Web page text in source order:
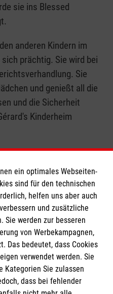
sie ins Blessed
anderen Kindern im
prächtig. Sie wird bei
Sie
und genießt all die
und die Sicherheit
Kinderheim
Gérard
ein optimales Webseiten-
sind für den technischen
helfen uns aber auch
und zusätzliche
Sie werden zur besseren
von Werbekampagnen,
Das bedeutet, dass Cookies
verwendet werden. Sie
Kategorien Sie zulassen
dass bei fehlender